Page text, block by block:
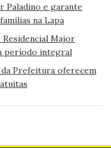
Paladino e garante
na Lapa
Major
período integral
Prefeitura oferecem